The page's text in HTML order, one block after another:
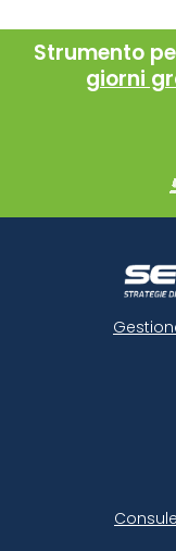
Strumento
giorni